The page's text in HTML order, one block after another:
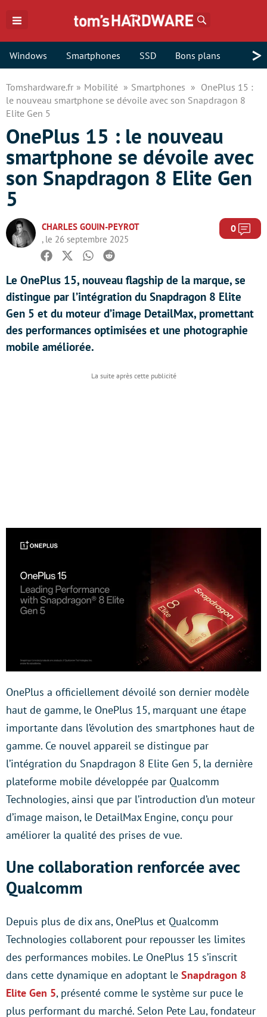
Windows Smartphones SSD Bons plans >
Tomshardware.fr Mobilité Smartphones
OnePlus 15 :
le nouveau smartphone se dévoile avec son Snapdragon 8
Elite Gen 5
OnePlus 15 : le nouveau
smartphone se dévoile avec
son Snapdragon 8 Elite Gen
5
CHARLES GOUIN-PEYROT
, le 26 septembre 2025
0
Facebook
TwitterWhatsapp
Reddit
Le OnePlus 15, nouveau flagship de la marque, se
distingue par l’intégration du Snapdragon 8 Elite
Gen 5 et du moteur d’image DetailMax, promettant
des performances optimisées et une photographie
mobile améliorée.
OnePlus a officiellement dévoilé son dernier modèle
haut de gamme, le OnePlus 15, marquant une étape
importante dans l’évolution des smartphones haut de
gamme. Ce nouvel appareil se distingue par
l’intégration du Snapdragon 8 Elite Gen 5, la dernière
plateforme mobile développée par Qualcomm
Technologies, ainsi que par l’introduction d’un moteur
d’image maison, le DetailMax Engine, conçu pour
améliorer la qualité des prises de vue.
Une collaboration renforcée avec
Qualcomm
Depuis plus de dix ans, OnePlus et Qualcomm
Technologies collaborent pour repousser les limites
des performances mobiles. Le OnePlus 15 s’inscrit
dans cette dynamique en adoptant le Snapdragon 8
Elite Gen 5, présenté comme le système sur puce le
plus performant du marché. Selon Pete Lau, fondateur